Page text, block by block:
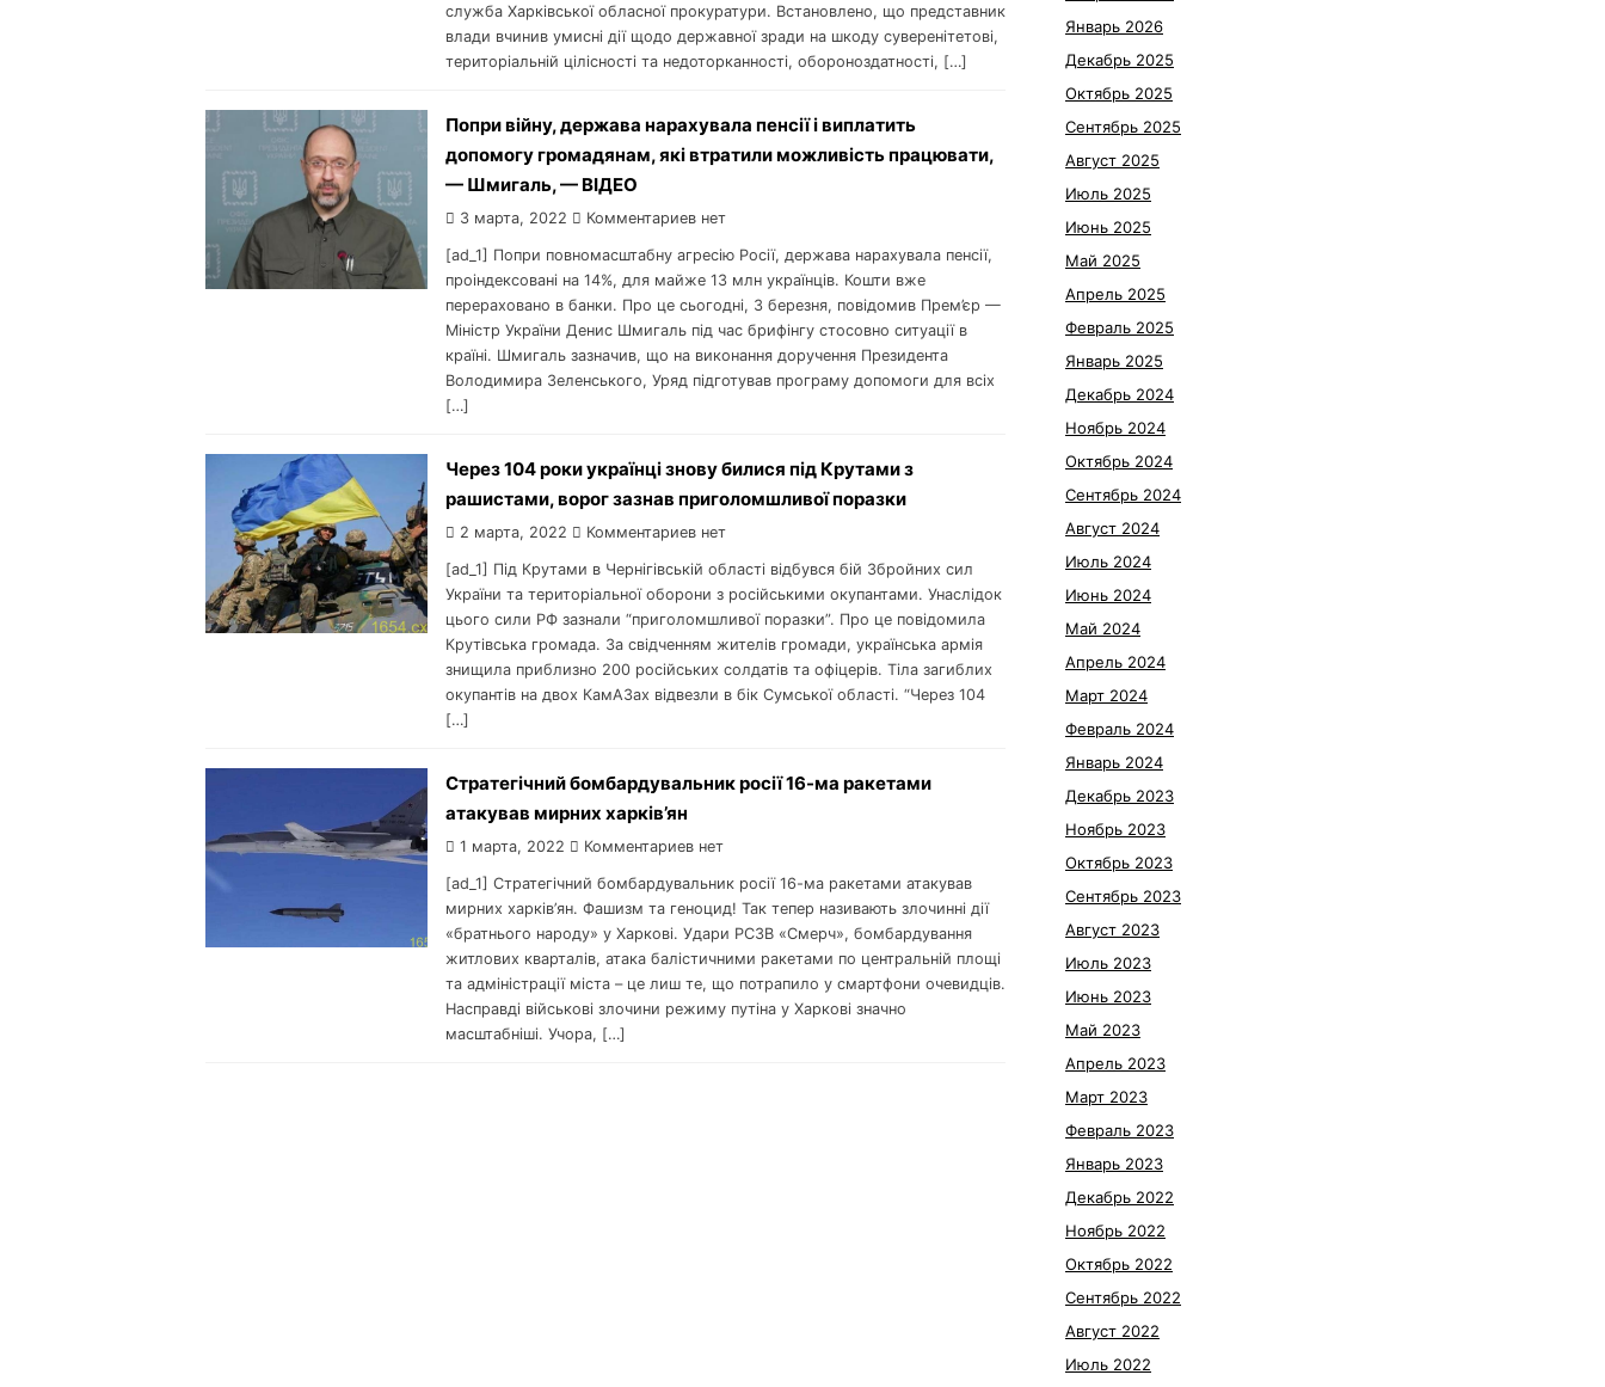
служба Харківської обласної прокуратури. Встановлено, що представник
влади вчинив умисні дії щодо державної зради на шкоду суверенітетові,
територіальній цілісності та недоторканності, обороноздатності, […]
Попри війну, держава нарахувала пенсії і виплатить
допомогу громадянам, які втратили можливість працювати,
— Шмигаль, — ВІДЕО
3 марта, 2022 Комментариев нет
[ad_1] Попри повномасштабну агресію Росії, держава нарахувала пенсії,
проіндексовані на 14%, для майже 13 млн українців. Кошти вже
перераховано в банки. Про це сьогодні, 3 березня, повідомив Прем’єр —
Міністр України Денис Шмигаль під час брифінгу стосовно ситуації в
країні. Шмигаль зазначив, що на виконання доручення Президента
Володимира Зеленського, Уряд підготував програму допомоги для всіх
[…]
Через 104 роки українці знову билися під Крутами з
рашистами, ворог зазнав приголомшливої поразки
2 марта, 2022 Комментариев нет
[ad_1] Під Крутами в Чернігівській області відбувся бій Збройних сил
України та територіальної оборони з російськими окупантами. Унаслідок
цього сили РФ зазнали “приголомшливої поразки”. Про це повідомила
Крутівська громада. За свідченням жителів громади, українська армія
знищила приблизно 200 російських солдатів та офіцерів. Тіла загиблих
окупантів на двох КамАЗах відвезли в бік Сумської області. “Через 104
[…]
Стратегічний бомбардувальник росії 16-ма ракетами
атакував мирних харків’ян
1 марта, 2022 Комментариев нет
[ad_1] Стратегічний бомбардувальник росії 16-ма ракетами атакував
мирних харків’ян. Фашизм та геноцид! Так тепер називають злочинні дії
«братнього народу» у Харкові. Удари РСЗВ «Смерч», бомбардування
житлових кварталів, атака балістичними ракетами по центральній площі
та адміністрації міста – це лиш те, що потрапило у смартфони очевидців.
Насправді військові злочини режиму путіна у Харкові значно
масштабніші. Учора, […]
Январь 2026
Декабрь 2025
Октябрь 2025
Сентябрь 2025
Август 2025
Июль 2025
Июнь 2025
Май 2025
Апрель 2025
Февраль 2025
Январь 2025
Декабрь 2024
Ноябрь 2024
Октябрь 2024
Сентябрь 2024
Август 2024
Июль 2024
Июнь 2024
Май 2024
Апрель 2024
Март 2024
Февраль 2024
Январь 2024
Декабрь 2023
Ноябрь 2023
Октябрь 2023
Сентябрь 2023
Август 2023
Июль 2023
Июнь 2023
Май 2023
Апрель 2023
Март 2023
Февраль 2023
Январь 2023
Декабрь 2022
Ноябрь 2022
Октябрь 2022
Сентябрь 2022
Август 2022
Июль 2022